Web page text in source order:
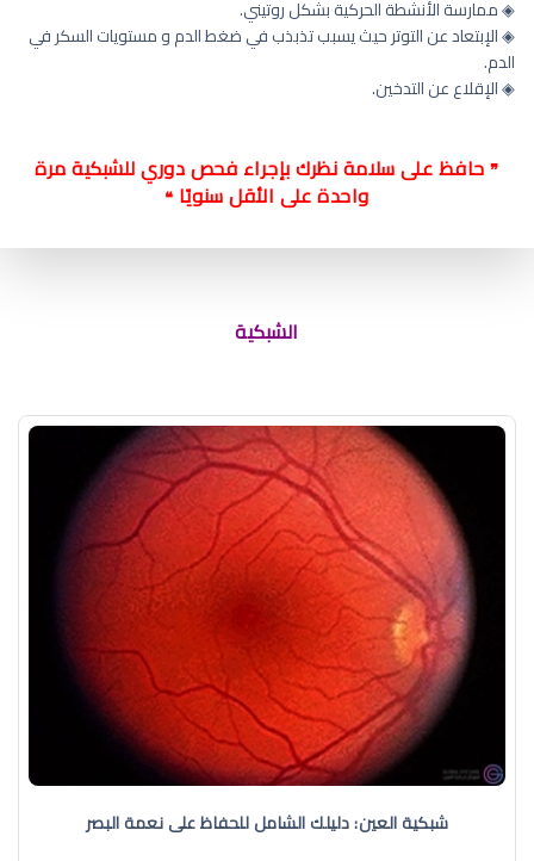
◈ ممارسة الأنشطة الحركية بشكل روتيني.
◈ الإبتعاد عن التوتر حيث يسبب تذبذب في ضغط الدم و مستويات السكر في
الدم.
◈ الإقلاع عن التدخين.
❞حافظ على سلامة نظرك بإجراء فحص دوري للشبكية مرة
واحدة على الأقل سنويًا ❝
الشبكية
شبكية العين: دليلك الشامل للحفاظ على نعمة البصر